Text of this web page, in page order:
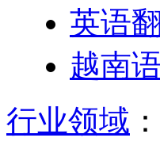
英语
越南
行业领域 ：